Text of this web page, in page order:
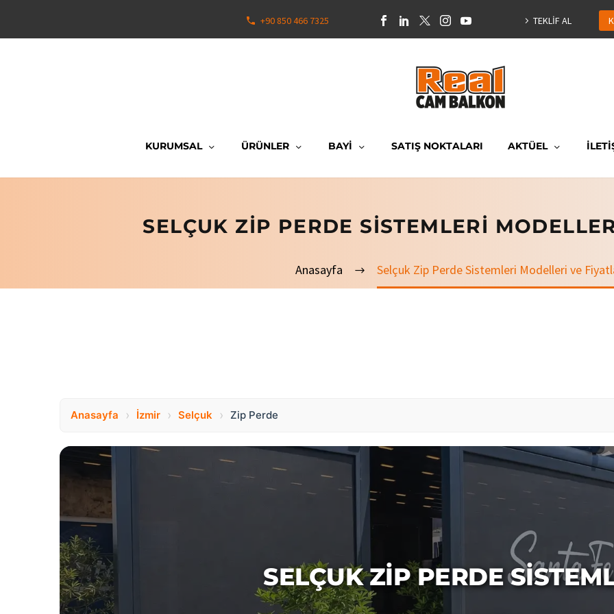
+90 850 466 7325 TEKLİF AL
KURUMSAL ÜRÜNLER BAYİ SATIŞ NOKTALARI AKTÜEL
SELÇUK ZIP PERDE SISTEMLERI
Anasayfa Selçuk Zip Perde Sistemleri Modelleri ve
Anasayfa › İzmir › Selçuk › Zip Perde
SELÇUK ZIP PERDE